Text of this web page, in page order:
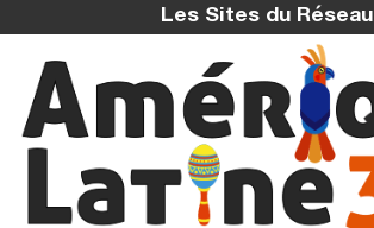
Les Sites du Réseau